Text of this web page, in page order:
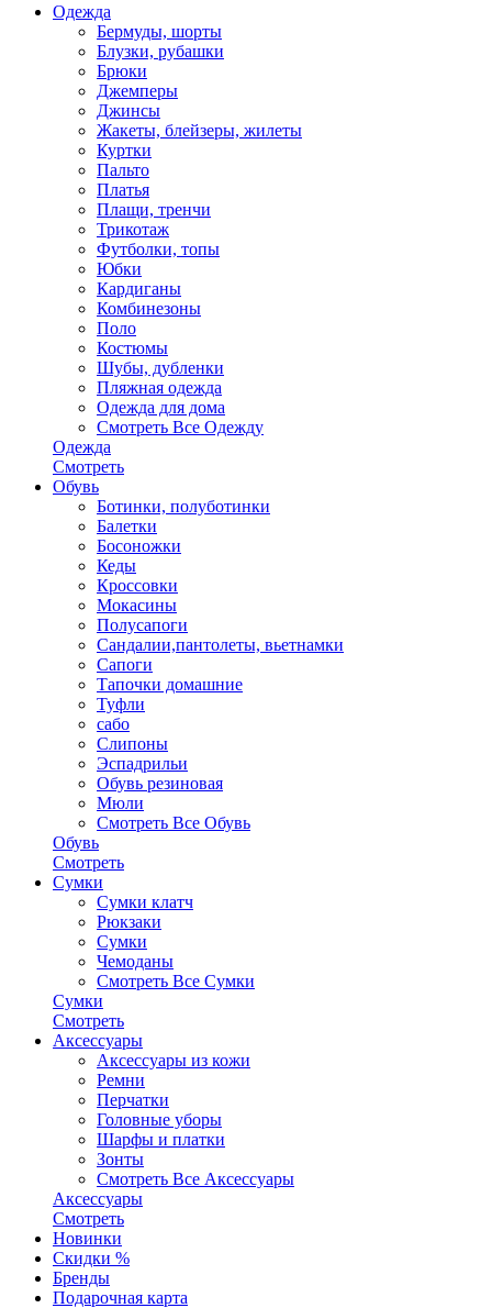
Одежда
Бермуды, шорты
Блузки, рубашки
Брюки
Джемперы
Джинсы
Жакеты, блейзеры, жилеты
Куртки
Пальто
Платья
Плащи, тренчи
Трикотаж
Футболки, топы
Юбки
Кардиганы
Комбинезоны
Поло
Костюмы
Шубы, дубленки
Пляжная одежда
Одежда для дома
Смотреть Все Одежду
Одежда
Смотреть
Обувь
Ботинки, полуботинки
Балетки
Босоножки
Кеды
Кроссовки
Мокасины
Полусапоги
Сандалии,пантолеты, вьетнамки
Сапоги
Тапочки домашние
Туфли
сабо
Слипоны
Эспадрильи
Обувь резиновая
Мюли
Смотреть Все Обувь
Обувь
Смотреть
Сумки
Сумки клатч
Рюкзаки
Сумки
Чемоданы
Смотреть Все Сумки
Сумки
Смотреть
Аксессуары
Аксессуары из кожи
Ремни
Перчатки
Головные уборы
Шарфы и платки
Зонты
Смотреть Все Аксессуары
Аксессуары
Смотреть
Новинки
Скидки %
Бренды
Подарочная карта